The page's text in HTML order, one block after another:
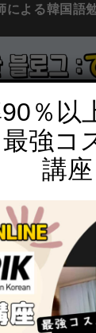
による韓国語
国語で3
違い・使
16日 BY でき韓 パ
％以
強コ
講座